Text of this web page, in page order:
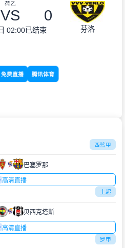
荷乙
VS 0
02:00已结束 芬洛
免费直播 腾讯体育
西篮甲
巴塞罗那
高清直播
土超
贝西克塔斯
高清直播
罗甲